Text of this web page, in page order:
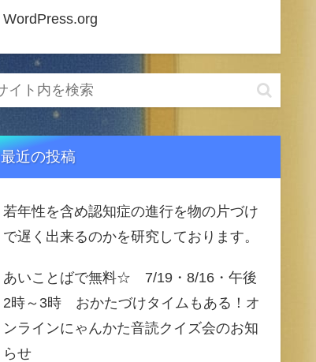
WordPress.org
最近の投稿
若年性を含め認知症の進行を物の片づけ
で遅く出来るのかを研究しております。
あいことばで無料☆ 7/19・8/16・午後
2時～3時 おかたづけタイムもある！オ
ンラインにゃんかた音読クイズ会のお知
らせ